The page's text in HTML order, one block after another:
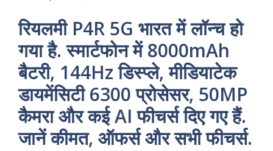
रियलमी P4R 5G भारत में लॉन्च हो
गया है. स्मार्टफोन में 8000mAh
बैटरी, 144Hz डिस्प्ले, मीडियाटेक
डायमेंसिटी 6300 प्रोसेसर, 50MP
कैमरा और कई AI फीचर्स दिए गए हैं.
जानें कीमत, ऑफर्स और सभी फीचर्स.